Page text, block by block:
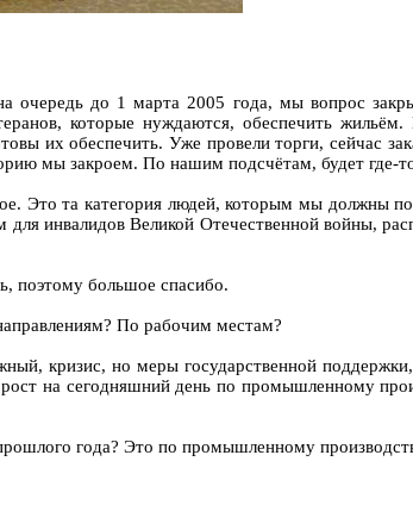
очередь до 1 марта 2005 года, мы вопрос
которые нуждаются, обеспечить
их обеспечить. Уже провели торги, сейчас
мы закроем. По нашим подсчётам, будет где-
Это та категория людей, которым мы должны
инвалидов Великой Отечественной войны,
поэтому большое спасибо.
По рабочим местам?
кризис, но меры государственной
на сегодняшний день по промышленному
года? Это по промышленному